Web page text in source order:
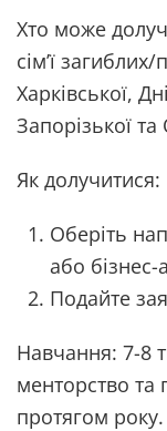
Хто може
сім’ї
Харківської,
Запорізької
Як долучитися:
Оберіть
або бізнес-
Подайте
Навчання: 7-8
менторство та
протягом року.